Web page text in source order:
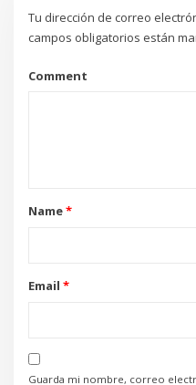
Tu dirección de correo
campos obligatorios están
Comment
Name*
Email *
Guarda mi nombre, correo